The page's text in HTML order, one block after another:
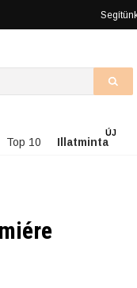
Top 10 Illatminta
ÚJ